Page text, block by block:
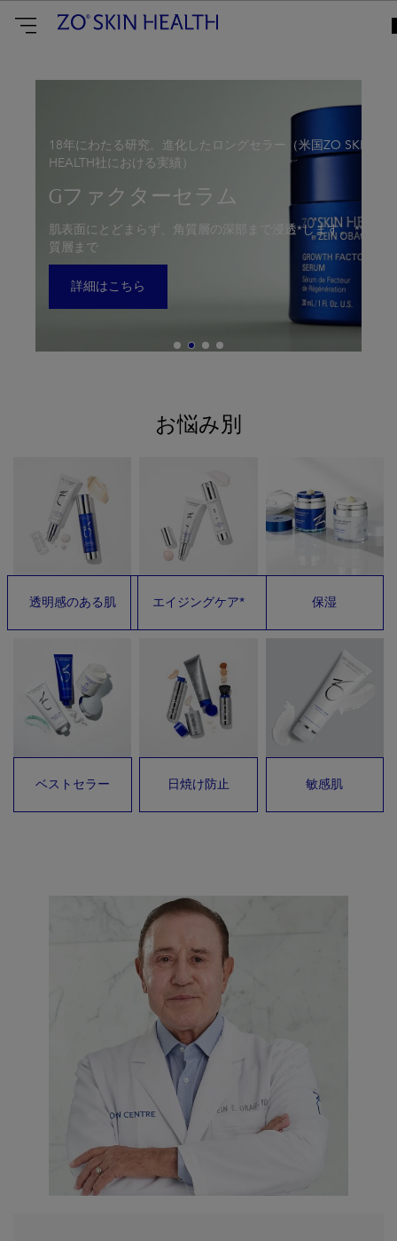
ZO
Japan18年にわたる研究。進化したロングセラー（米国ZO SKIN
HEALTH社における実績）
Gファクターセラム
肌表面にとどまらず、角質層の深部まで浸透*します。 *角
質層まで
詳細はこちら
お悩み別
透明感のある肌 エイジングケア* 保湿
ベストセラー 日焼け防止 敏感肌